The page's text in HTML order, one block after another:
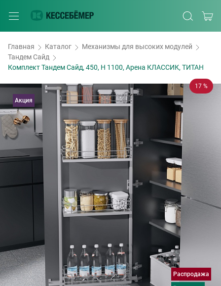
Главная Каталог
Механизмы для высоких модулей
Тандем Сайд
Комплект Тандем Сайд, 450, H 1100, Арена КЛАССИК, ТИТАН
17 %
Распродажа
Акция